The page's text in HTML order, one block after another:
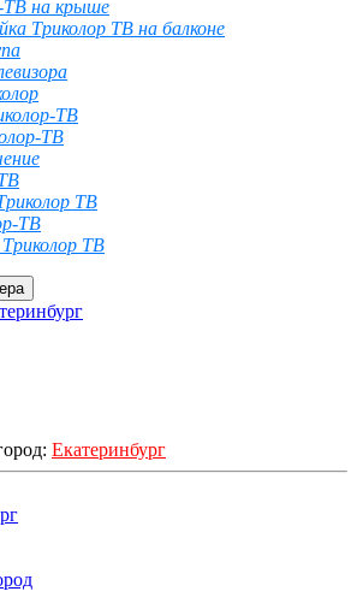
ТВ на крыше
Триколор ТВ на балконе
ТВ
ТВ
ТВ
ТВ
ТВ
Екатеринбург